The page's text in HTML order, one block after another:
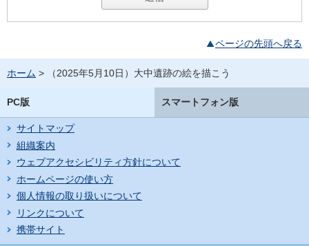
ページの先頭へ戻る
ホーム > （2025年5月10日）大中遺跡の絵を描こう
PC版 スマートフォン版
サイトマップ
組織案内
ウェブアクセシビリティ方針について
ホームページの使い方
個人情報の取り扱いについて
リンクについて
携帯サイト